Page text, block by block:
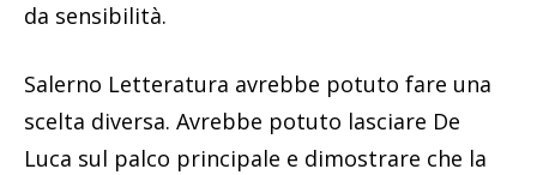
da sensibilità.
Salerno Letteratura avrebbe potuto fare una
scelta diversa. Avrebbe potuto lasciare De
Luca sul palco principale e dimostrare che la